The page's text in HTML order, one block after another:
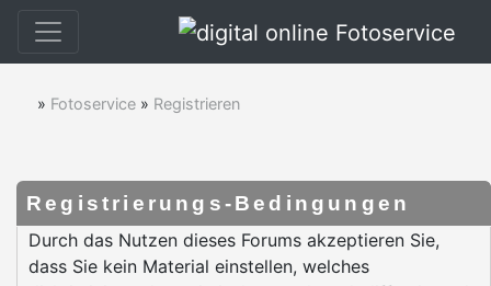
» Fotoservice » Registrieren
Registrierungs-Bedingungen
Durch das Nutzen dieses Forums akzeptieren Sie,
dass Sie kein Material einstellen, welches